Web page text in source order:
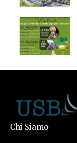
Chi Siamo